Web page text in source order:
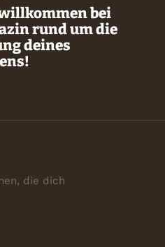
bei
rund um die
deines
die dich